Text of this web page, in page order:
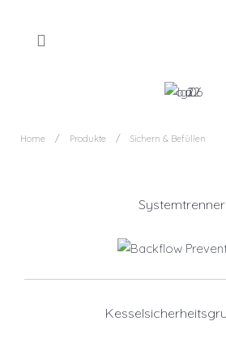
Home Produkte Sichern & Befüllen
Systemtrenner